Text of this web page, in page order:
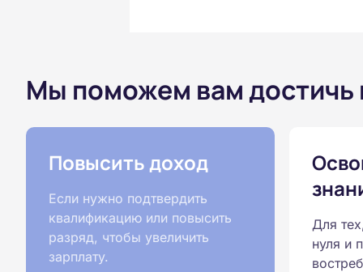
Мы поможем вам достичь
Повысить доход
Если нужно подтвердить
квалификацию или повысить
разряд, чтобы увеличить
зарплату.
Для
нуля и